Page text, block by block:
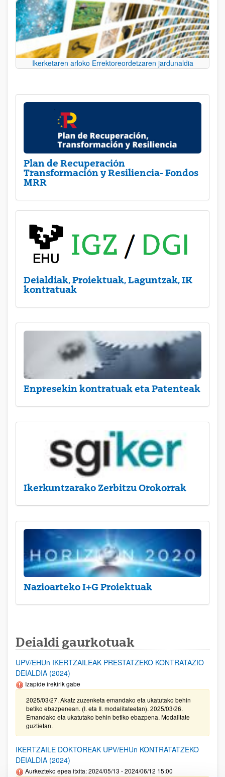
Ikerketaren arloko Errektoreordetzaren jardunaldia
Plan de Recuperación
Transformación y Resiliencia- Fondos
MRR
Deialdiak, Proiektuak, Laguntzak, IK
kontratuak
Enpresekin kontratuak eta Patenteak
Ikerkuntzarako Zerbitzu Orokorrak
Nazioarteko I+G Proiektuak
Deialdi gaurkotuak
UPV/EHUn IKERTZAILEAK PRESTATZEKO KONTRATAZIO
DEIALDIA (2024)
Izapide irekirik gabe
2025/03/27. Akatz zuzenketa emandako eta ukatutako behin
betiko ebazpenean. (I. eta II. modalitateetan). 2025/03/26.
Emandako eta ukatutako behin betiko ebazpena. Modalitate
guztietan.
IKERTZAILE DOKTOREAK UPV/EHUn KONTRATATZEKO
DEIALDIA (2024)
Aurkezteko epea itxita: 2024/05/13 - 2024/06/12 15:00